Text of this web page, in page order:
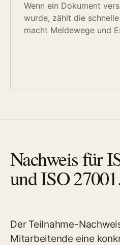
Wenn ein Dokument
wurde, zählt die
macht Meldewege und
Nachweis für
und ISO
Der Teilnahme-
Mitarbeitende eine